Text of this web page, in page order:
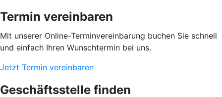
Termin vereinbaren
Mit unserer Online-Terminvereinbarung buchen Sie schnell
und einfach Ihren Wunschtermin bei uns.
Jetzt Termin vereinbaren
Geschäftsstelle finden